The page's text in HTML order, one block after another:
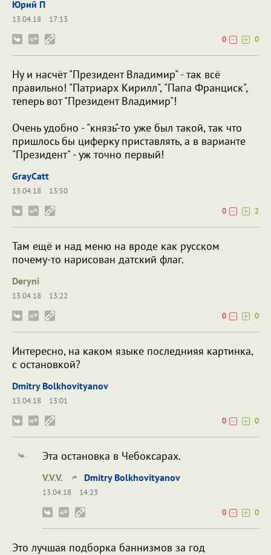
Юрий П
13.04.18
17:13
0
0
Ну и насчёт "Президент Владимир" - так всё
правильно! "Патриарх Кирилл", "Папа Франциск",
теперь вот "Президент Владимир"!
Очень удобно - "князь"-то уже был такой, так что
пришлось бы циферку приставлять, а в варианте
"Президент" - уж точно первый!
GrayCatt
13.04.18
13:50
0
2
Там ещё и над меню на вроде как русском
почему-то нарисован датский флаг.
Deryni
13.04.18
13:22
0
0
Интересно, на каком языке последнияя картинка,
с остановкой?
Dmitry Bolkhovityanov
13.04.18
13:01
0
0
Эта остановка в Чебоксарах.
V.V.V. Dmitry Bolkhovityanov
13.04.18
14:23
0
0
Это лучшая подборка баннизмов за год